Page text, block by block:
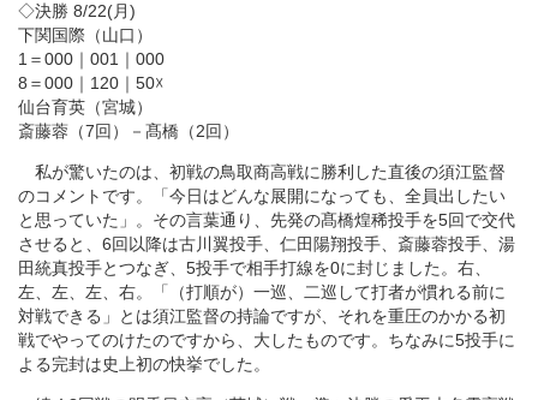
◇決勝 8/22(月)
下関国際（山口）
1＝000｜001｜000
8＝000｜120｜50☓
仙台育英（宮城）
斎藤蓉（7回）－髙橋（2回）
私が驚いたのは、初戦の鳥取商高戦に勝利した直後の須江監督
のコメントです。「今日はどんな展開になっても、全員出したい
と思っていた」。その言葉通り、先発の髙橋煌稀投手を5回で交代
させると、6回以降は古川翼投手、仁田陽翔投手、斎藤蓉投手、湯
田統真投手とつなぎ、5投手で相手打線を0に封じました。右、
左、左、左、右。「（打順が）一巡、二巡して打者が慣れる前に
対戦できる」とは須江監督の持論ですが、それを重圧のかかる初
戦でやってのけたのですから、大したものです。ちなみに5投手に
よる完封は史上初の快挙でした。